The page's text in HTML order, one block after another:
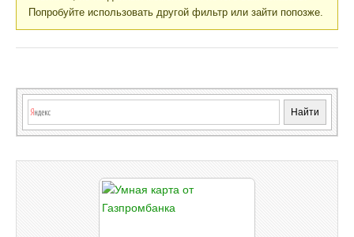
Попробуйте использовать другой фильтр или зайти попозже.